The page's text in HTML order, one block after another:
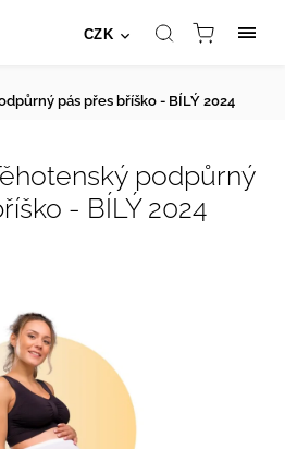
CZK
pás přes bříško - BÍLÝ 2024
podpůrný
- BÍLÝ 2024